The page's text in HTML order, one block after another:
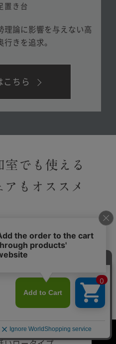
置き台
理論に影響を与えない高
行きを追求。
こちら
Style Dr.CHAIR